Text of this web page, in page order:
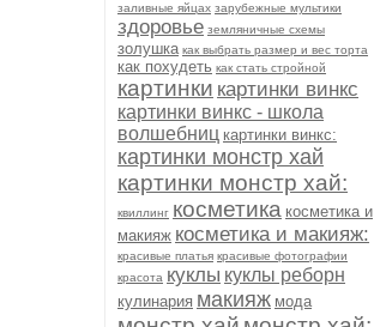
заливные яйцах зарубежные мультики
здоровье земляничные схемы
золушка как выбрать размер и вес торта
как похудеть как стать стройной
картинки картинки винкс
картинки винкс - школа
волшебниц картинки винкс:
картинки монстр хай
картинки монстр хай:
квиллинг косметика косметика и
макияж косметика и макияж:
красивые платья красивые фотографии
красота куклы куклы реборн
кулинария макияж мода